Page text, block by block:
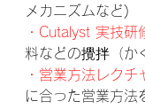
メカニズムなど)
・Cutalyst 実技研
料などの攪拌（か
・営業方法レクチ
に合った営業方法